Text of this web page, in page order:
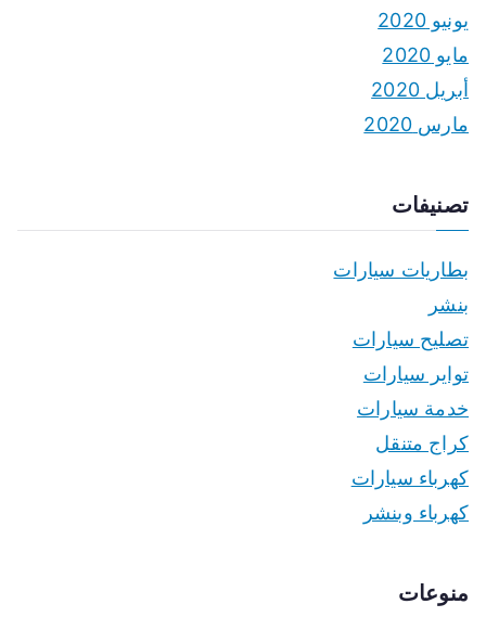
يونيو 2020
مايو 2020
أبريل 2020
مارس 2020
تصنيفات
بطاريات سيارات
بنشر
تصليح سيارات
تواير سيارات
خدمة سيارات
كراج متنقل
كهرباء سيارات
كهرباء وبنشر
منوعات